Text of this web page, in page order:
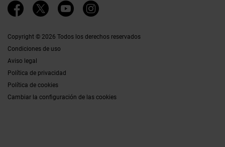
Copyright © 2026 Todos los derechos reservados
Condiciones de uso
Aviso legal
Política de privacidad
Política de cookies
Cambiar la configuración de las cookies